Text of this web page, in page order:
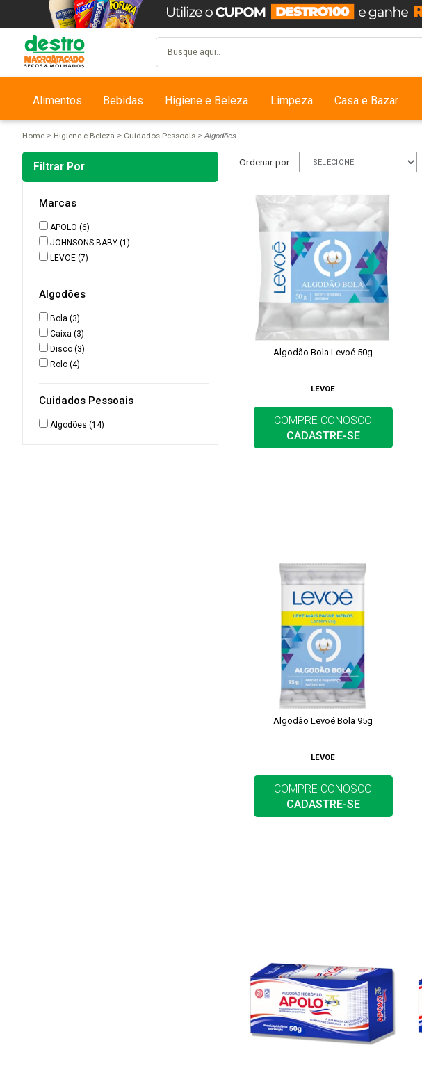
Alimentos Bebidas Higiene e Beleza Limpeza Casa e Bazar
Home Higiene e Beleza Cuidados Pessoais Algodões
Filtrar Por
Marcas
APOLO (6)
JOHNSONS BABY (1)
LEVOE (7)
Algodões
Bola (3)
Caixa (3)
Disco (3)
Rolo (4)
Cuidados Pessoais
Algodões (14)
Ordenar por:
Algodão Bola Levoé 50g
LEVOE
COMPRE CONOSCO
CADASTRE-SE
Algodão Levoé Bola 95g
LEVOE
COMPRE CONOSCO
CADASTRE-SE